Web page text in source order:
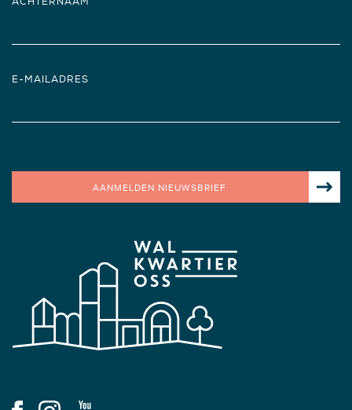
E-MAILADRES
AANMELDEN NIEUWSBRIEF